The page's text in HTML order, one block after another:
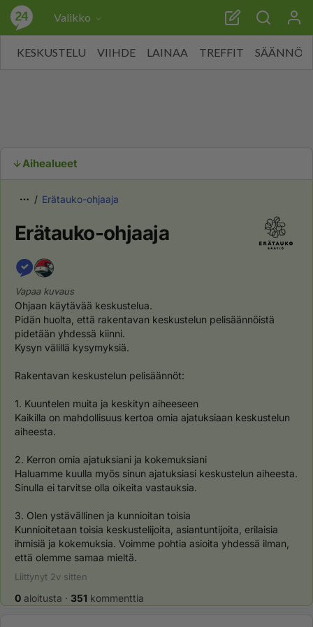
Valikko
KESKUSTELU VIIHDE LAINAA TREFFIT SÄÄNNÖT
Aihealueet
Erätauko-ohjaaja
Erätauko-ohjaaja
Vapaa kuvaus
Ohjaan käytävää keskustelua.
Pidän huolta, että rakentavan keskustelun pelisäännöistä
pidetään yhdessä kiinni.
Kysyn välillä kysymyksiä.
Rakentavan keskustelun pelisäännöt:
1. Kuuntelen muita ja keskityn aiheeseen
Kaikilla on mahdollisuus kertoa omia ajatuksiaan keskustelun
aiheesta.
2. Kerron omia ajatuksiani ja kokemuksiani
Haluamme kuulla myös sinun ajatuksiasi keskustelun aiheesta.
Sinulla ei tarvitse olla oikeita vastauksia.
3. Olen ystävällinen ja kunnioitan toisia
Kunnioitetaan toisia keskustelijoita, asiantuntijoita, erilaisia
ihmisiä ja kokemuksia. Voimme pohtia asioita yhdessä ilman,
että olemme samaa mieltä.
Liittynyt 2v sitten
0 aloitusta · 351 kommenttia